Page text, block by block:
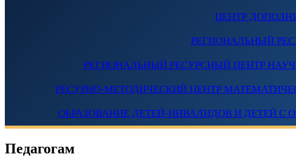
ЦЕНТР
РЕГИОНАЛЬНЫЙ
РЕГИОНАЛЬНЫЙ РЕСУРСНЫЙ ЦЕНТР
РЕСУРНО-МЕТОДИЧЕСКИЙ ЦЕНТР
ОБРАЗОВАНИЕ ДЕТЕЙ-ИНВАЛИДОВ И ДЕТЕЙ С
Педагогам